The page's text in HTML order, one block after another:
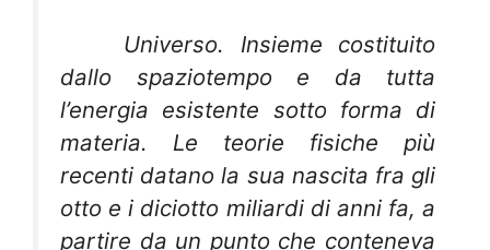
Universo. Insieme costituito
dallo spaziotempo e da tutta
l’energia esistente sotto forma di
materia. Le teorie fisiche più
recenti datano la sua nascita fra gli
otto e i diciotto miliardi di anni fa, a
partire da un punto che conteneva